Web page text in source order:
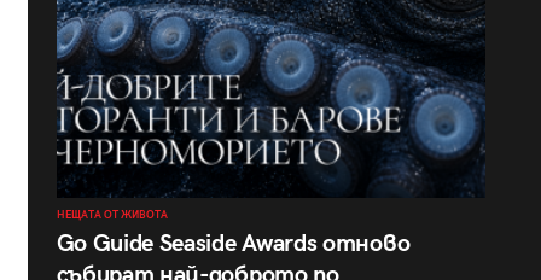
НЕЩАТА ОТ ЖИВОТА
Go Guide Seaside Awards отново